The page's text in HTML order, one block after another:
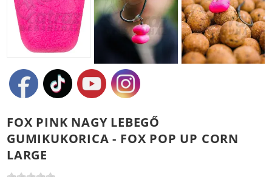
FOX PINK NAGY LEBEGŐ
GUMIKUKORICA - FOX POP UP CORN
LARGE